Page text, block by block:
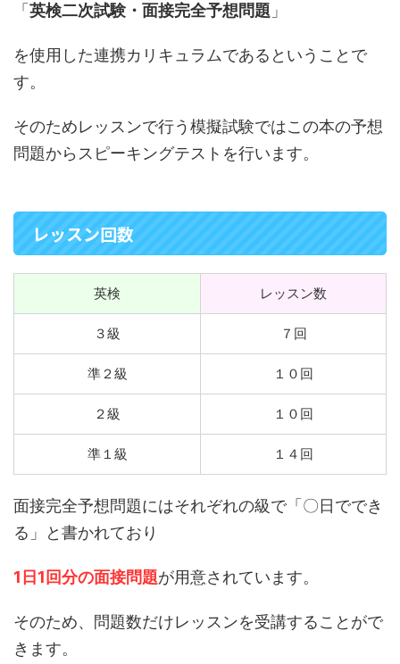
「 英検二次試験・面接完全予想問題 」
を使用した連携カリキュラムであるということで
す。
そのためレッスンで行う模擬試験ではこの本の予想
問題からスピーキングテストを行います。
レッスン回数
英検 レッスン数
３級 ７回
準２級 １０回
２級 １０回
準１級 １４回
面接完全予想問題にはそれぞれの級で「〇日ででき
る」と書かれており
1日1回分の面接問題が用意されています。
そのため、問題数だけレッスンを受講することがで
きます。